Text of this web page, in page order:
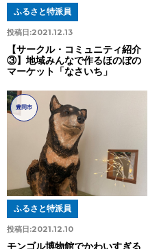
投稿日:2021.12.13
ふるさと特派員
【サークル・コミュニティ紹介
③】地域みんなで作るほのぼの
マーケット「なさいち」
豊岡市
投稿日:2021.12.10
ふるさと特派員
モンゴル博物館でかわいすぎる